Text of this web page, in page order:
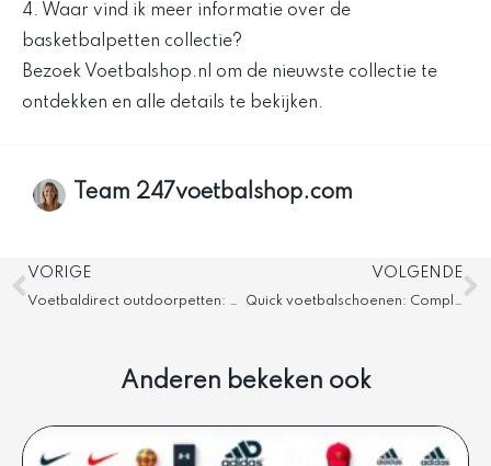
4. Waar vind ik meer informatie over de
basketbalpetten collectie?
Bezoek Voetbalshop.nl om de nieuwste collectie te
ontdekken en alle details te bekijken.
Team 247voetbalshop.com
Vorige
VORIGE
Voetbaldirect outdoorpetten: Nieuwste collectie ontdekken
VOLGENDE
Quick voetbalschoenen: Complete aankoopgids
Anderen bekeken ook